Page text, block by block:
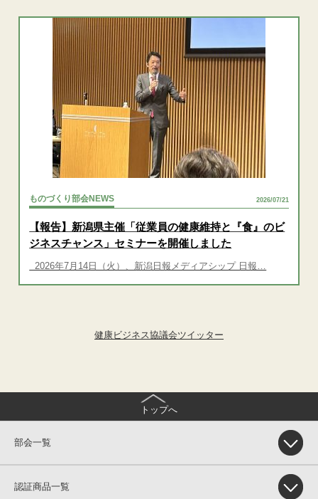
ものづくり部会NEWS 2026/07/21
【報告】新潟県主催「従業員の健康維持と『食』のビ
ジネスチャンス」セミナーを開催しました
2026年7月14日（火）、新潟日報メディアシップ 日報…
健康ビジネス協議会ツイッター
トップへ
部会一覧
認証商品一覧